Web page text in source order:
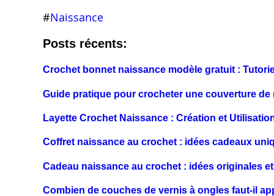
#Naissance
Posts récents:
Crochet bonnet naissance modèle gratuit :
Guide pratique pour crocheter une couverture de
Layette Crochet Naissance : Création et
Coffret naissance au crochet : idées cadeaux
Cadeau naissance au crochet : idées originales
Combien de couches de vernis à ongles faut-il